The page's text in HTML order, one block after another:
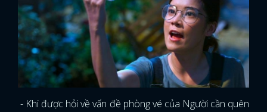
- Khi được hỏi về vấn đề phòng vé của Người cần quên